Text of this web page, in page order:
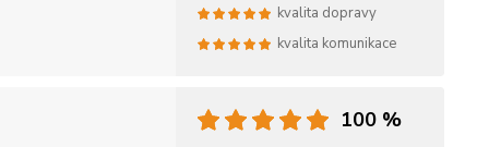
kvalita dopravy
kvalita komunikace
100 %